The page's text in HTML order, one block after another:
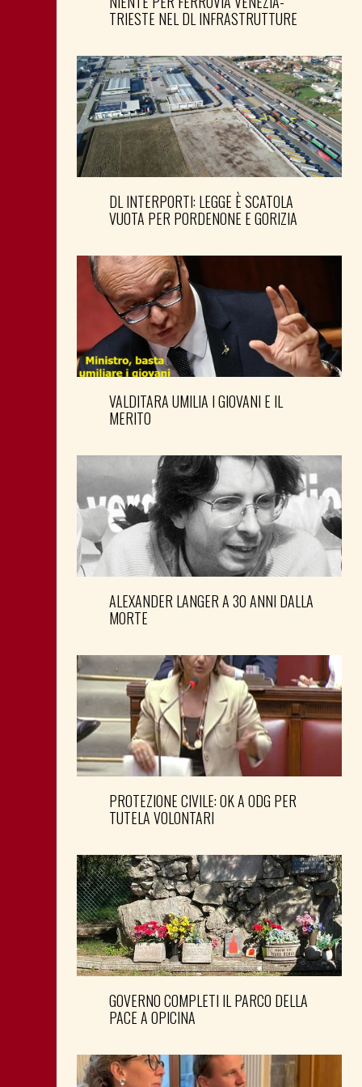
TRIESTE NEL DL INFRASTRUTTURE
DL INTERPORTI: LEGGE È SCATOLA
VUOTA PER PORDENONE E GORIZIA
VALDITARA UMILIA I GIOVANI E IL
MERITO
ALEXANDER LANGER A 30 ANNI DALLA
MORTE
PROTEZIONE CIVILE: OK A ODG PER
TUTELA VOLONTARI
GOVERNO COMPLETI IL PARCO DELLA
PACE A OPICINA